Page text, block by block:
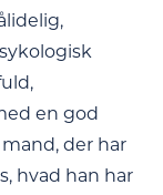
en god
der har
hvad han har